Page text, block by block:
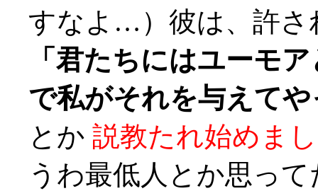
すなよ…）彼は、許さ
「君たちにはユーモ
で私がそれを与えて
とか 説教たれ始めま
うわ最低人とか思っ